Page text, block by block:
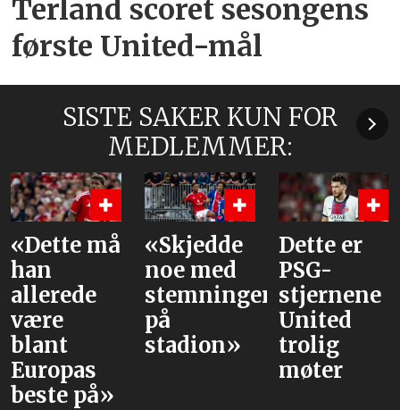
Terland scoret sesongens
første United-mål
SISTE SAKER KUN FOR
MEDLEMMER:
må
på»
«Skjedde
noe med
stemningen
stadion»
Dette er
PSG-
stjernene
United
trolig
møter